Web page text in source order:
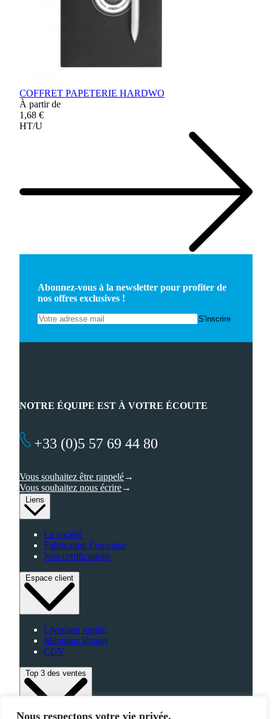
Nous respectons votre vie privée.
COFFRET PAPETERIE HARDWO
À partir de
1,68 €
HT/U
Abonnez-vous à la newsletter pour profiter de
nos offres exclusives !
Liens
La société
Fabrication Française
Nos certifications
Espace client
Livraison rapide
Mentions légales
CGV
Top 3 des ventes
NOTRE ÉQUIPE EST À VOTRE ÉCOUTE
+33 (0)5 57 69 44 80
Vous souhaitez être rappelé
Vous souhaitez nous écrire